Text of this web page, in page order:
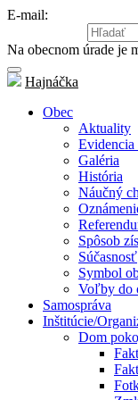
E-mail:
Na obecnom úrade je
Hajnáčka
Obec
Aktuality
Evidencia
Galéria
História
Náučný
Spôsob
Súčasnosť
Symbol
Voľby do
Samospráva
Inštitúcie/
Dom